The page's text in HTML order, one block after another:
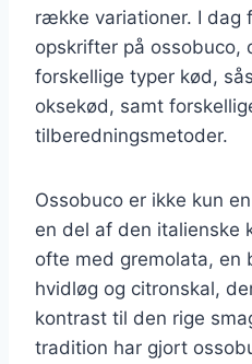
række variationer. I dag
opskrifter på ossobuco,
forskellige typer kød,
oksekød, samt
tilberedningsmetoder.
Ossobuco er ikke kun
en del af den italienske
ofte med gremolata, en
hvidløg og citronskal,
kontrast til den rige
tradition har gjort